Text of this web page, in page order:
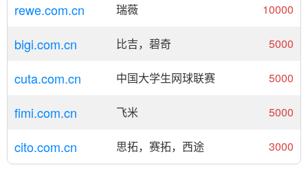
rewe.com.cn 瑞薇 10000
bigi.com.cn 比吉，碧奇 5000
cuta.com.cn 中国大学生网球联赛 5000
fimi.com.cn 飞米 5000
cito.com.cn 思拓，赛拓，西途 3000